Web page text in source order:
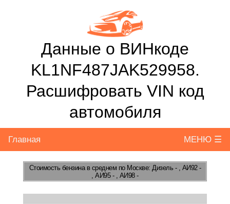
Данные о ВИНкоде
KL1NF487JAK529958.
Расшифровать VIN код
автомобиля
Главная МЕНЮ ☰
Стоимость бензинав среднем по Москве: Дизель - , АИ92 -
, АИ95 - , АИ98 -